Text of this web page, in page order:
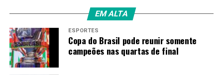
EM ALTA
ESPORTES
Copa do Brasil pode reunir somente
campeões nas quartas de final